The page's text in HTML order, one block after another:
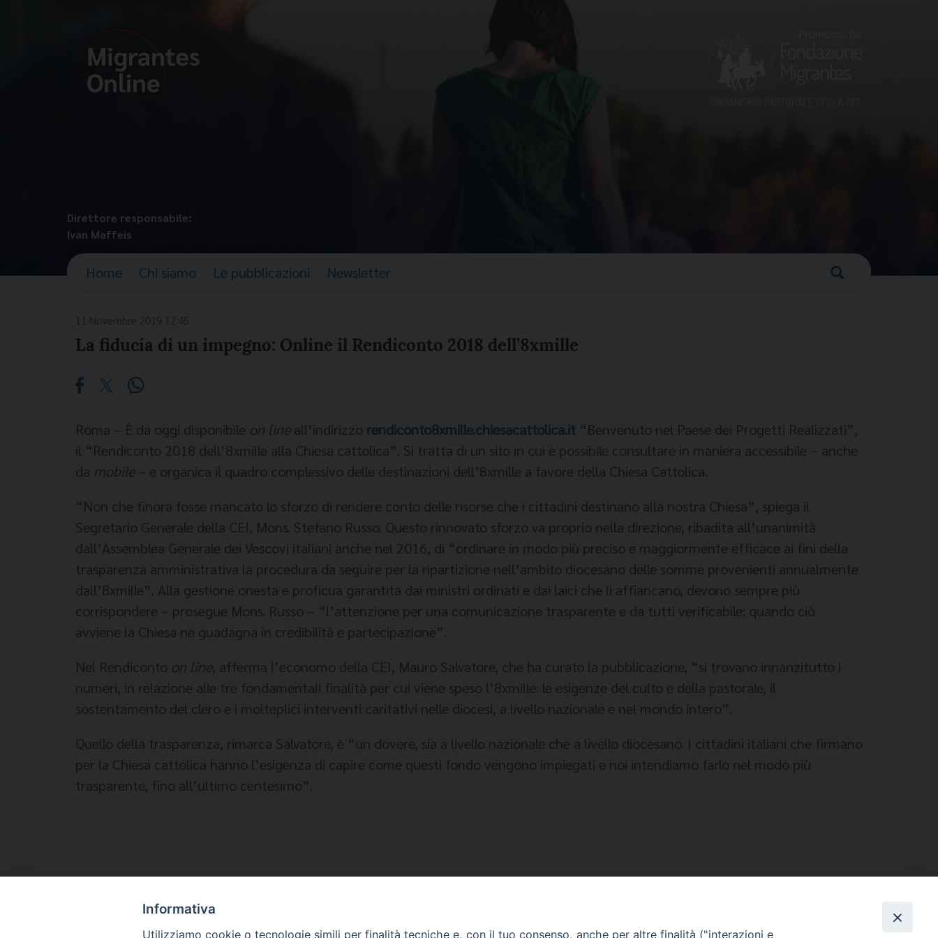
Direttore responsabile:
Ivan Maffeis
Home Chi siamo Le pubblicazioni Newsletter
La fiducia di un impegno: Online il Rendiconto 2018 dell’8xmille
Roma – È da oggi disponibile on lineall’indirizzo rendiconto8xmille.chiesacattolica.it “Benvenuto nel Paese dei Progetti Realizzati”,
il “Rendiconto 2018 dell’8xmille alla Chiesa cattolica”. Si tratta di un sito in cui è possibile consultare in maniera accessibile – anche
da mobile– e organica il quadro complessivo delle destinazioni dell’8xmille a favore della Chiesa Cattolica.
“Non che finora fosse mancato lo sforzo di rendere conto delle risorse che i cittadini destinano alla nostra Chiesa”, spiega il
Segretario Generale della CEI, Mons. Stefano Russo. Questo rinnovato sforzo va proprio nella direzione, ribadita all’unanimità
dall’Assemblea Generale dei Vescovi italiani anche nel 2016, di “ordinare in modo più preciso e maggiormente efficace ai fini della
trasparenza amministrativa la procedura da seguire per la ripartizione nell’ambito diocesano delle somme provenienti annualmente
dall’8xmille”. Alla gestione onesta e proficua garantita dai ministri ordinati e dai laici che li affiancano, devono sempre più
corrispondere – prosegue Mons. Russo – “l’attenzione per una comunicazione trasparente e da tutti verificabile: quando ciò
avviene la Chiesa ne guadagna in credibilità e partecipazione”.
Nel Rendiconto on line, afferma l’economo della CEI, Mauro Salvatore, che ha curato la pubblicazione, “si trovano innanzitutto i
numeri, in relazione alle tre fondamentali finalità per cui viene speso l’8xmille: le esigenze del culto e della pastorale, il
sostentamento del clero e i molteplici interventi caritativi nelle diocesi, a livello nazionale e nel mondo intero”.
Quello della trasparenza, rimarca Salvatore, è “un dovere, sia a livello nazionale che a livello diocesano. I cittadini italiani che firmano
per la Chiesa cattolica hanno l’esigenza di capire come questi fondo vengono impiegati e noi intendiamo farlo nel modo più
trasparente, fino all’ultimo centesimo”.
Informativa
Utilizziamo cookie o tecnologie simili per finalità tecniche e, con il tuo consenso, anche per altre finalità ("interazioni e